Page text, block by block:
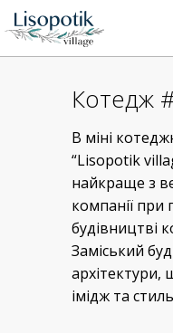
Котедж
В міні
“Lisopotik
найкраще з
компанії при
будівництві
Заміський
імідж та